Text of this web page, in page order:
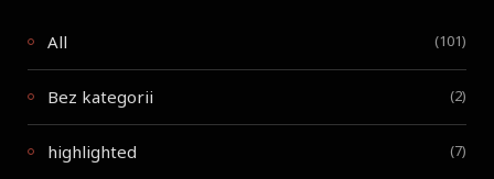
All (101)
Bez kategorii (2)
highlighted (7)